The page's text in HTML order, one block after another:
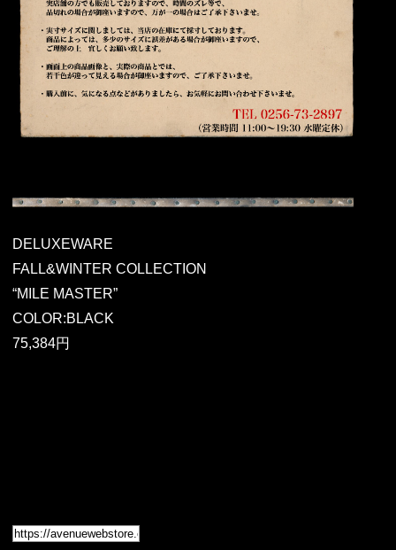
DELUXEWARE
FALL&WINTER COLLECTION
“MILE MASTER”
COLOR:BLACK
75,384円